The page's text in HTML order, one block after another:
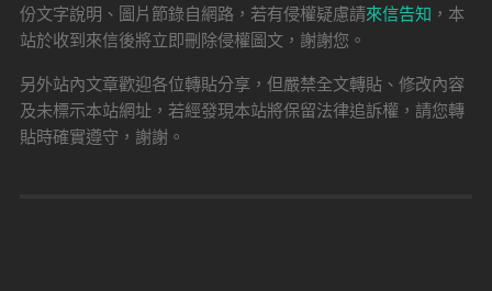
份文字說明、圖片節錄自網路，若有侵權疑慮請來信告知 ，本
站於收到來信後將立即刪除侵權圖文，謝謝您。
另外站內文章歡迎各位轉貼分享，但嚴禁全文轉貼、修改內容
及未標示本站網址，若經發現本站將保留法律追訴權，請您轉
貼時確實遵守，謝謝。